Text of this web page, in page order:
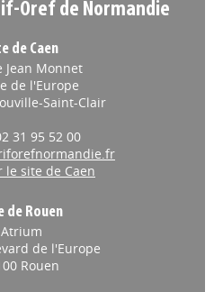
Oref de Normandie
de Caen
Jean Monnet
de l'Europe
Saint-Clair
31 95 52 00
le site de Caen
de Rouen
Atrium
de l'Europe
Rouen